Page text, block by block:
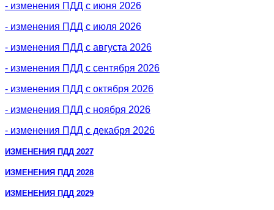
- изменения ПДД с июня 2026
- изменения ПДД с июля 2026
- изменения ПДД с августа 2026
- изменения ПДД с сентября 2026
- изменения ПДД с октября 2026
- изменения ПДД с ноября 2026
- изменения ПДД с декабря 2026
ИЗМЕНЕНИЯ ПДД 2027
ИЗМЕНЕНИЯ ПДД 2028
ИЗМЕНЕНИЯ ПДД 2029